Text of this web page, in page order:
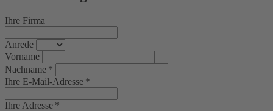
Ihre Firma
Anrede
Vorname
Nachname *
Ihre E-Mail-Adresse *
Ihre Adresse *